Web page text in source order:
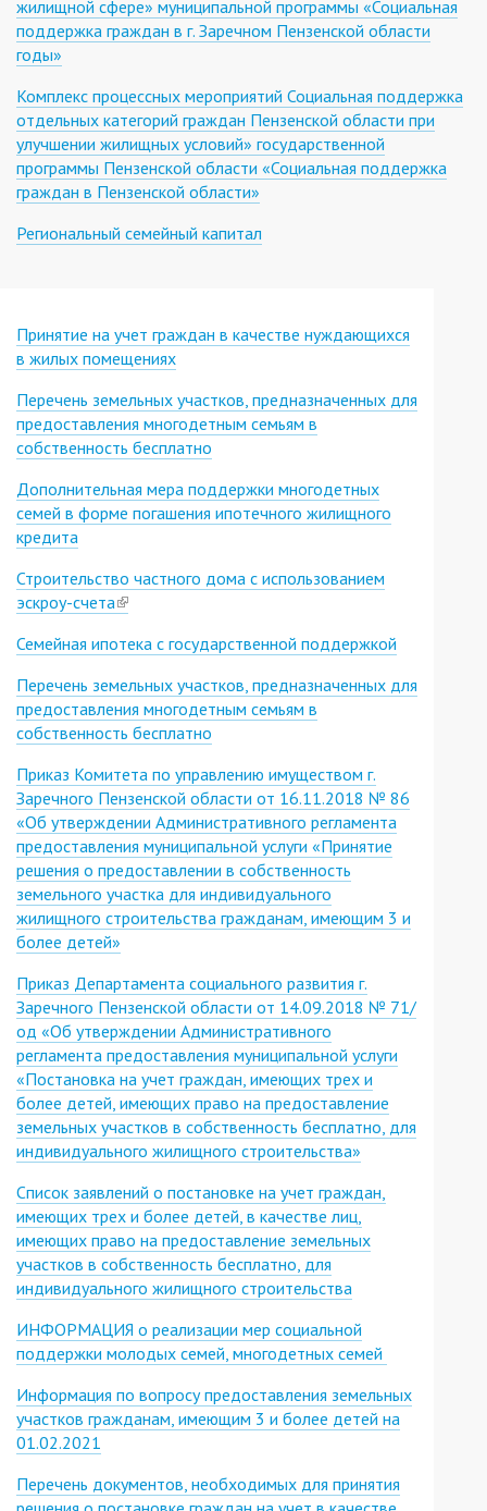
жилищной сфере» муниципальной программы «Социальная
поддержка граждан в г. Заречном Пензенской области
годы»
Комплекс процессных мероприятий Социальная поддержка
отдельных категорий граждан Пензенской области при
улучшении жилищных условий» государственной
программы Пензенской области «Социальная поддержка
граждан в Пензенской области»
Региональный семейный капитал
Принятие на учет граждан в качестве нуждающихся
в жилых помещениях
Перечень земельных участков, предназначенных для
предоставления многодетным семьям в
собственность бесплатно
Дополнительная мера поддержки многодетных
семей в форме погашения ипотечного жилищного
кредита
Строительство частного дома с использованием
эcкроу-счета(link
external)
Семейная ипотека с государственной поддержкой
Перечень земельных участков, предназначенных для
предоставления многодетным семьям в
собственность бесплатно
Приказ Комитета по управлению имуществом г.
Заречного Пензенской области от 16.11.2018 № 86
«Об утверждении Административного регламента
предоставления муниципальной услуги «Принятие
решения о предоставлении в собственность
земельного участка для индивидуального
жилищного строительства гражданам, имеющим 3 и
более детей»
Приказ Департамента социального развития г.
Заречного Пензенской области от 14.09.2018 № 71/
од «Об утверждении Административного
регламента предоставления муниципальной услуги
«Постановка на учет граждан, имеющих трех и
более детей, имеющих право на предоставление
земельных участков в собственность бесплатно, для
индивидуального жилищного строительства»
Список заявлений о постановке на учет граждан,
имеющих трех и более детей, в качестве лиц,
имеющих право на предоставление земельных
участков в собственность бесплатно, для
индивидуального жилищного строительства
ИНФОРМАЦИЯ о реализации мер социальной
поддержки молодых семей, многодетных семей
Информация по вопросу предоставления земельных
участков гражданам, имеющим 3 и более детей на
01.02.2021
Перечень документов, необходимых для принятия